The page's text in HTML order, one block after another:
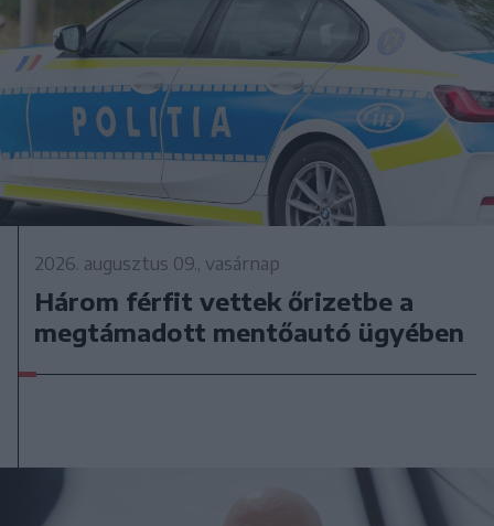
2026. augusztus 09., vasárnap
Három férfit vettek őrizetbe a
megtámadott mentőautó ügyében